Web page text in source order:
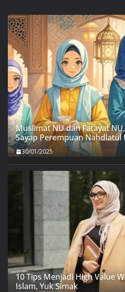
Muslimat NU dan Fatayat
Sayap Perempuan Nahdlatul
30/01/2025
10 Tips Menjadi High Value
Islam, Yuk Simak